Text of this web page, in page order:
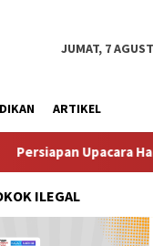
JUMAT, 7
ARTIKEL
Hari Proklamasi
ILEGAL